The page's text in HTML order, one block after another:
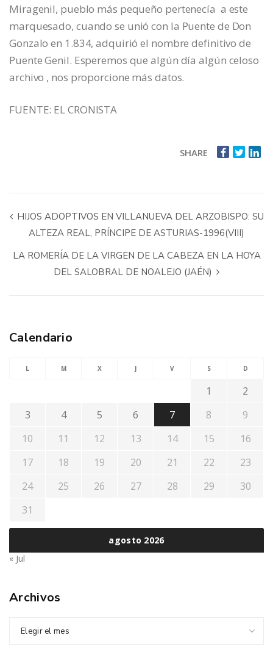
Miragenil, pueblo más pequeño pertenecía a este
marquesado, cuando se unió con la Puente de Don
Gonzalo en 1.834, adquirió el nombre definitivo de
Puente Genil. Esperemos que algún día algún celoso
archivo , nos proporcione más datos.
FUENTE: EL CRONISTA
SHARE
HIJOS ADOPTIVOS EN VILLANUEVA DEL ARZOBISPO: SU
ALTEZA REAL, PRÍNCIPE DE ASTURIAS-1996(VIII)
LA ROMERÍA DE LA VIRGEN DE LA CABEZA EN LA HOYA
DEL SALOBRAL DE NOALEJO (JAÉN)
Calendario
agosto 2026
L M X J V S D
1
2
3
4 5 6 7 8
9
10
11 12 13 14 15
16
17
18 19 20 21 22
23
24
25 26 27 28 29
30
31
« Jul
Archivos
Elegir el mes